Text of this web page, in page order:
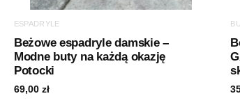
ESPADRYLE
Beżowe espadryle damskie –
Modne buty na każdą okazję
Potocki
69,00 zł